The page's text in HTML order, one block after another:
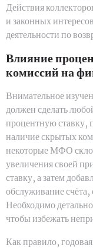
Действия
и законных
деятельности по
Влияние
комиссий на
Внимательное
должен сделать
процентную ставку,
наличие скрытых
некоторые МФО
увеличения своей
ставку, а затем
обслуживание
Необходимо
чтобы избежать
Как правило,